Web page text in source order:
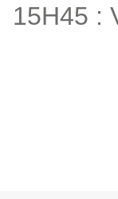
15H45 :